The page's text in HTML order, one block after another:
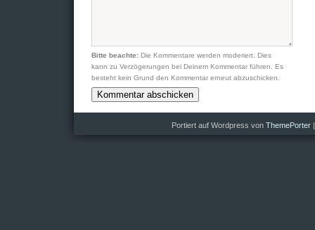
Bitte beachte: Die Kommentare werden moderiert. Dies
kann zu Verzögerungen bei Deinem Kommentar führen. Es
besteht kein Grund den Kommentar erneut abzuschicken.
Portiert auf Wordpress von ThemePorter|